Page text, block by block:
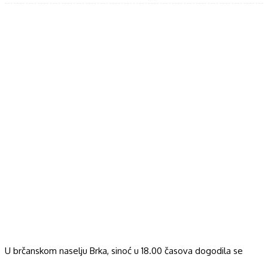
U brčanskom naselju Brka, sinoć u 18.00 časova dogodila se